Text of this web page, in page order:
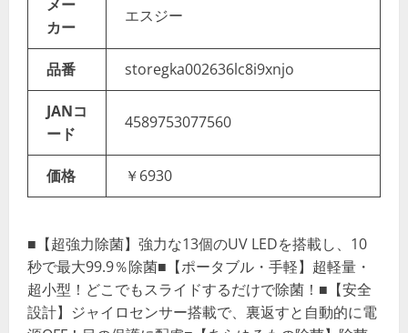
メー
カー
エスジー
品番 storegka002636lc8i9xnjo
JANコ
ード
4589753077560
価格 ￥6930
■【超強力除菌】強力な13個のUV LEDを搭載し、10
秒で最大99.9％除菌■【ポータブル・手軽】超軽量・
超小型！どこでもスライドするだけで除菌！■【安全
設計】ジャイロセンサー搭載で、裏返すと自動的に電